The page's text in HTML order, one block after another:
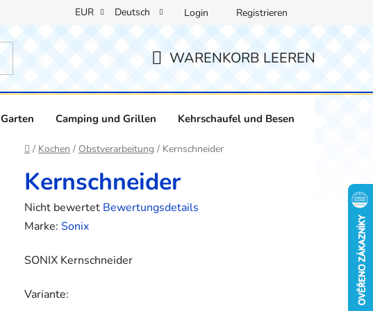
EUR Deutsch Login Registrieren
WARENKORB
WARENKORB LEEREN
Garten Camping und Grillen Kehrschaufel und Besen
Startseite
/ Kochen / Obstverarbeitung / Kernschneider
Kernschneider
Die
durchschnittliche
ist
von
Nicht bewertet Bewertungsdetails
Marke: Sonix
SONIX Kernschneider
Variante: